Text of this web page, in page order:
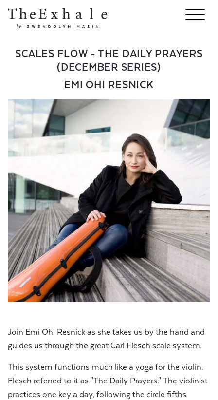
SCALES FLOW - THE DAILY PRAYERS
(DECEMBER SERIES)
EMI OHI RESNICK
Join Emi Ohi Resnick as she takes us by the hand and
guides us through the great Carl Flesch scale system.
This system functions much like a yoga for the violin.
Flesch referred to it as "The Daily Prayers." The violinist
practices one key a day, following the circle fifths